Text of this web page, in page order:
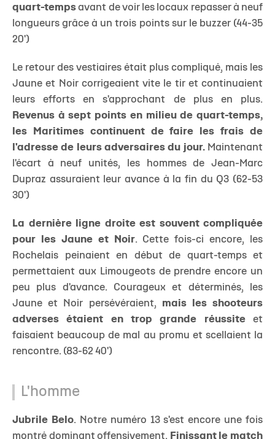
quart-temps avant de voir les locaux repasser à neuf
longueurs grâce à un trois points sur le buzzer (44-35
20')
Le retour des vestiaires était plus compliqué, mais les
Jaune et Noir corrigeaient vite le tir et continuaient
leurs efforts en s'approchant de plus en plus.
Revenus à sept points en milieu de quart-temps,
les Maritimes continuent de faire les frais de
l'adresse de leurs adversaires du jour. Maintenant
l'écart à neuf unités, les hommes de Jean-Marc
Dupraz assuraient leur avance à la fin du Q3 (62-53
30')
La dernière ligne droite est souvent compliquée
pour les Jaune et Noir. Cette fois-ci encore, les
Rochelais peinaient en début de quart-temps et
permettaient aux Limougeots de prendre encore un
peu plus d'avance. Courageux et déterminés, les
Jaune et Noir persévéraient, mais les shooteurs
adverses étaient en trop grande réussiteet
faisaient beaucoup de mal au promu et scellaient la
rencontre. (83-62 40')
L'homme
Jubrile Belo. Notre numéro 13 s'est encore une fois
montré dominant offensivement. Finissant le match